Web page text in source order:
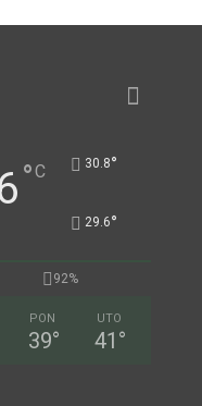
°C 30.8°
29.6°
92%
PON
39°
UTO
41 °